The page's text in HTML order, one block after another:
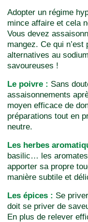
Adopter un régime
mince affaire et cela
Vous devez
mangez. Ce qui
alternatives au
savoureuses !
Le poivre : Sans
assaisonnements
moyen efficace de
préparations tout en
neutre.
Les herbes
basilic… les
apporter sa propre
manière subtile et
Les épices : Se
doit se priver de
En plus de relever